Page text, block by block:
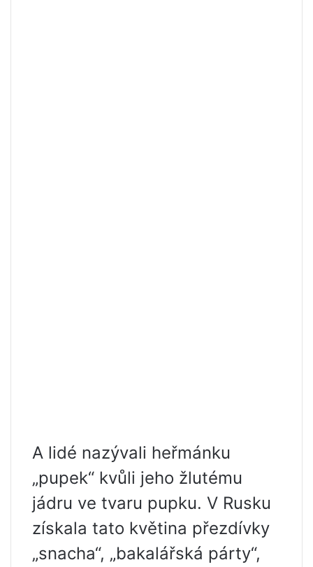
A lidé nazývali heřmánku
„pupek“ kvůli jeho žlutému
jádru ve tvaru pupku. V Rusku
získala tato květina přezdívky
„snacha“, „bakalářská párty“,